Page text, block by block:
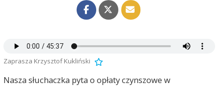
Zaprasza Krzysztof Kukliński
Nasza słuchaczka pyta o opłaty czynszowe w